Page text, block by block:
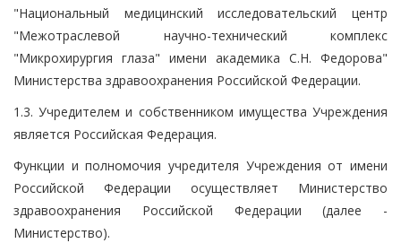
"Национальный медицинский исследовательский центр
"Межотраслевой научно-технический комплекс
"Микрохирургия глаза" имени академика С.Н. Федорова"
Министерства здравоохранения Российской Федерации.
1.3. Учредителем и собственником имущества Учреждения
является Российская Федерация.
Функции и полномочия учредителя Учреждения от имени
Российской Федерации осуществляет Министерство
здравоохранения Российской Федерации (далее -
Министерство).